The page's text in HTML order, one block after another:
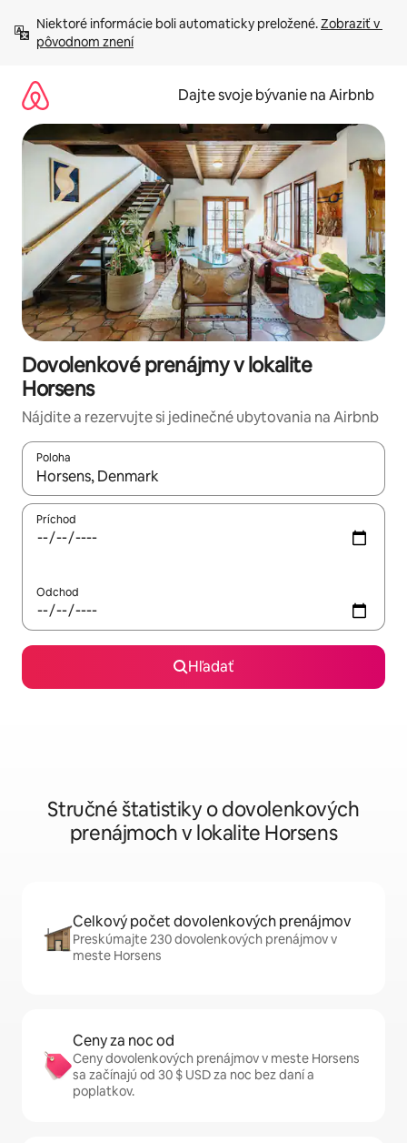
obsah.
Niektoré informácie boli automaticky preložené. Zobraziť v
pôvodnom znení
Dajte svoje bývanie na Airbnb
Dovolenkové prenájmy v lokalite
Horsens
Nájdite a rezervujte si jedinečné ubytovania na Airbnb
Poloha
Keď budú výsledky k dispozícii, môžete si ich prechádzať
Príchod
Odchod
Hľadať
Stručné štatistiky o dovolenkových
prenájmoch v lokalite Horsens
Celkový počet dovolenkových prenájmov
Preskúmajte 230 dovolenkových prenájmov v
meste Horsens
Ceny za noc od
Ceny dovolenkových prenájmov v meste Horsens
sa začínajú od 30 $ USD za noc bez daní a
poplatkov.